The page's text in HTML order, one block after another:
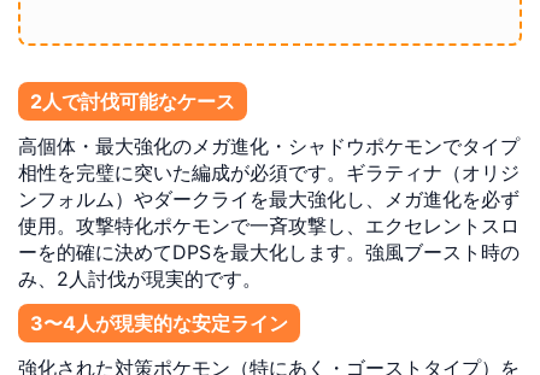
2人で討伐可能なケース
高個体・最大強化のメガ進化・シャドウポケモンでタイプ
相性を完璧に突いた編成が必須です。ギラティナ（オリジ
ンフォルム）やダークライを最大強化し、メガ進化を必ず
使用。攻撃特化ポケモンで一斉攻撃し、エクセレントスロ
ーを的確に決めてDPSを最大化します。 強風ブースト時の
み、2人討伐が現実的です。
3〜4人が現実的な安定ライン
強化された対策ポケモン（特にあく・ゴーストタイプ）を